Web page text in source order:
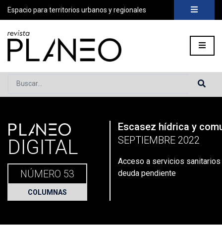
Espacio para territorios urbanos y regionales
Buscar...
Portada» Planeo Hoy Acceso a servicios sanitarios
PLANEO
DIGITAL
NÚMERO 53
COLUMNAS
Escasez hídrica y
SEPTIEMBRE 2022
Acceso a servicios sanitarios
deuda pendiente